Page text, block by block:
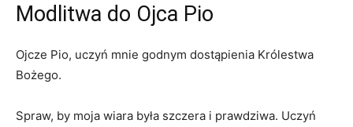
Modlitwa do Ojca Pio
Ojcze Pio, uczyń mnie godnym dostąpienia Królestwa
Bożego.
Spraw, by moja wiara była szczera i prawdziwa. Uczyń